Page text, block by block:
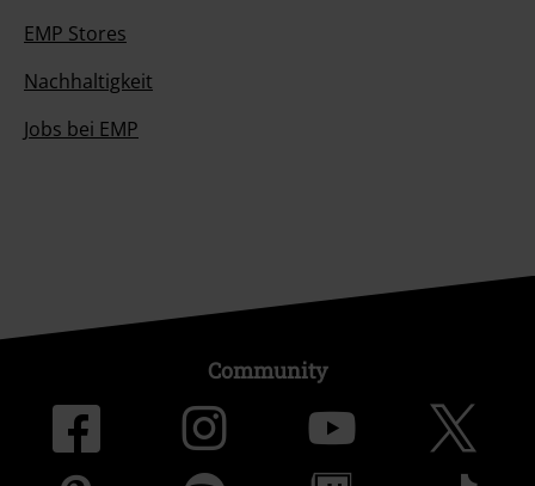
EMP Stores
Nachhaltigkeit
Jobs bei EMP
Community